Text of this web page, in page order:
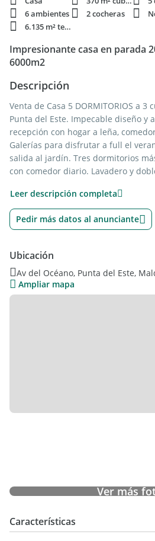
6 ambientes
2 cocheras
6.135 m² terren.
Impresionante casa en parada
6000m2
Descripción
Venta de Casa 5 DORMITORIOS a 3
Punta del Este. Impecable diseño y
recepción con hogar a leña,
Galerías para disfrutar a full el
salida al jardín. Tres dormitorios
con comedor diario. Lavadero y
Quincho con parrilla y horno a leña.
cámaras de vigilancia. Portón
metros de terreno con árboles
Leer descripción completa
Pedir más datos al anunciante
Ubicación
Av del Océano, Punta del Este,
Ampliar mapa
Ver más
Características